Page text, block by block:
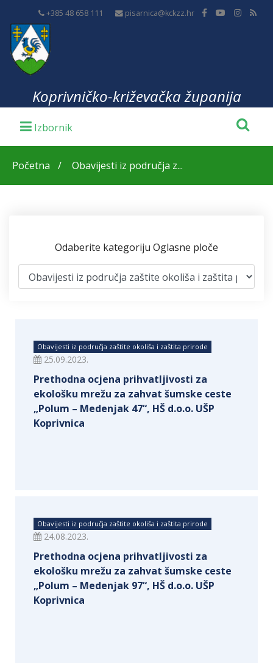
+385 48 658 111 pisarnica@kckzz.hr
Koprivničko-križevačka županija
Početna Obavijesti iz područja z...
Odaberite kategoriju Oglasne ploče
Obavijesti iz područja zaštite okoliša i zaštita prirode
25.09.2023.
Prethodna ocjena prihvatljivosti za
ekološku mrežu za zahvat šumske ceste
„Polum – Medenjak 47“, HŠ d.o.o. UŠP
Koprivnica
Obavijesti iz područja zaštite okoliša i zaštita prirode
24.08.2023.
Prethodna ocjena prihvatljivosti za
ekološku mrežu za zahvat šumske ceste
„Polum – Medenjak 97“, HŠ d.o.o. UŠP
Koprivnica